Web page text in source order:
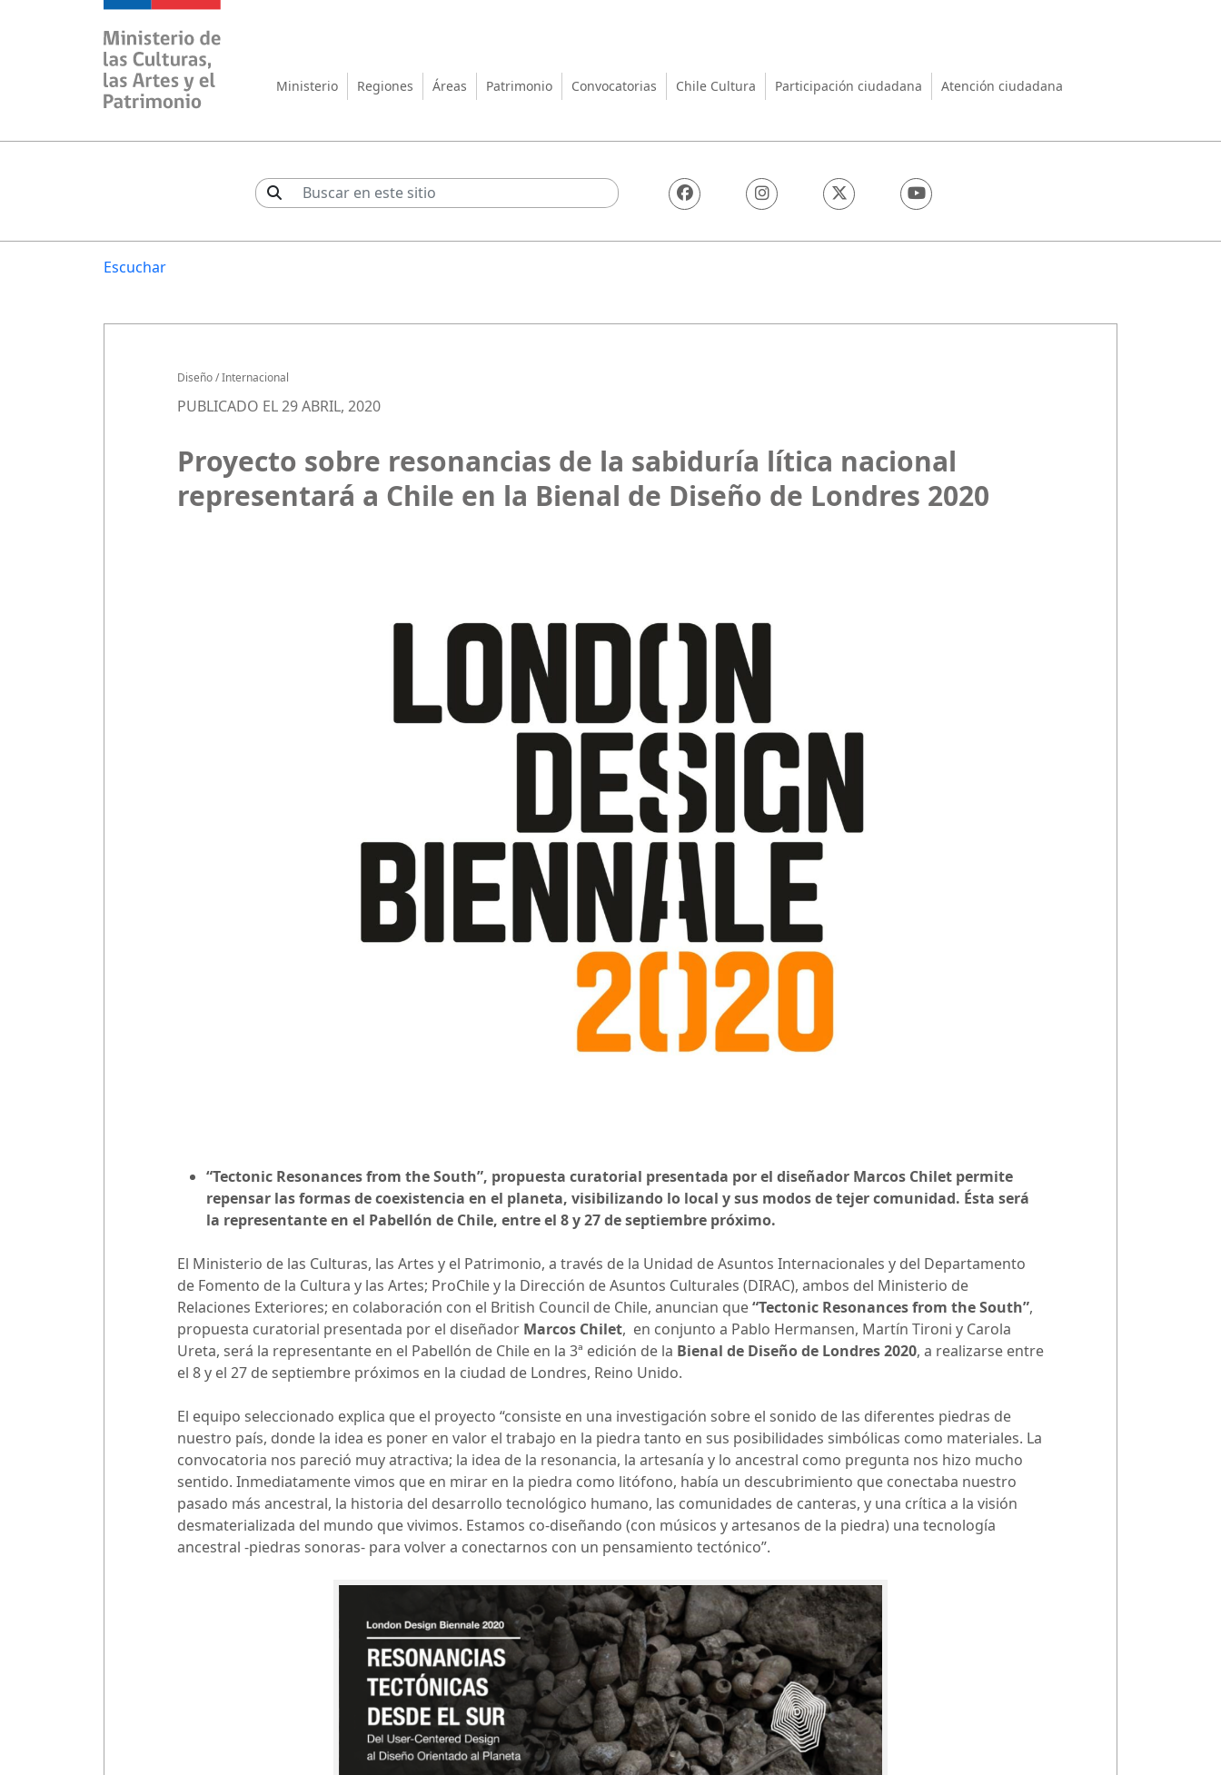
Ministerio de las Culturas, las Artes y el Patrimonio
Ministerio Regiones Áreas Patrimonio Convocatorias Chile Cultura Participación ciudadana Atención ciudadana
Escuchar
Diseño/Internacional
PUBLICADO EL 29 ABRIL, 2020
Proyecto sobre resonancias de la sabiduría lítica nacional
representará a Chile en la Bienal de Diseño de Londres 2020
“Tectonic Resonances from the South”, propuesta curatorial presentada por el diseñador Marcos Chilet permite
repensar las formas de coexistencia en el planeta, visibilizando lo local y sus modos de tejer comunidad. Ésta será
la representante en el Pabellón de Chile, entre el 8 y 27 de septiembre próximo.
El Ministerio de las Culturas, las Artes y el Patrimonio, a través de la Unidad de Asuntos Internacionales y del Departamento
de Fomento de la Cultura y las Artes; ProChile y la Dirección de Asuntos Culturales (DIRAC), ambos del Ministerio de
Relaciones Exteriores; en colaboración con el British Council de Chile, anuncian que“Tectonic Resonances from the South”,
propuesta curatorial presentada por el diseñador Marcos Chilet, en conjunto a Pablo Hermansen, Martín Tironi y Carola
Ureta, será la representante en el Pabellón de Chile en la 3ª edición de la Bienal de Diseño de Londres 2020, a realizarse entre
el 8 y el 27 de septiembre próximos en la ciudad de Londres, Reino Unido.
El equipo seleccionado explica que el proyecto “consiste en una investigación sobre el sonido de las diferentes piedras de
nuestro país, donde la idea es poner en valor el trabajo en la piedra tanto en sus posibilidades simbólicas como materiales. La
convocatoria nos pareció muy atractiva; la idea de la resonancia, la artesanía y lo ancestral como pregunta nos hizo mucho
sentido. Inmediatamente vimos que en mirar en la piedra como litófono, había un descubrimiento que conectaba nuestro
pasado más ancestral, la historia del desarrollo tecnológico humano, las comunidades de canteras, y una crítica a la visión
desmaterializada del mundo que vivimos. Estamos co-diseñando (con músicos y artesanos de la piedra) una tecnología
ancestral -piedras sonoras- para volver a conectarnos con un pensamiento tectónico”.